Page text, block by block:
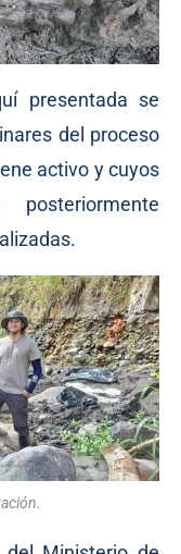
presentada se
del proceso
activo y cuyos